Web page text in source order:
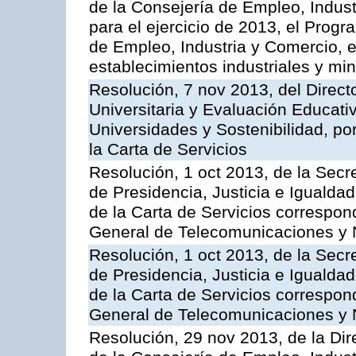
de la Consejería de Empleo,
para el ejercicio de 2013, el
de Empleo, Industria y Comercio,
establecimientos industriales y
Resolución, 7 nov 2013, del
Universitaria y Evaluación
Universidades y Sostenibilidad,
la Carta de Servicios
Resolución, 1 oct 2013, de la
de Presidencia, Justicia e
de la Carta de Servicios
General de Telecomunicaciones y
Resolución, 1 oct 2013, de la
de Presidencia, Justicia e
de la Carta de Servicios
General de Telecomunicaciones y
Resolución, 29 nov 2013, de la